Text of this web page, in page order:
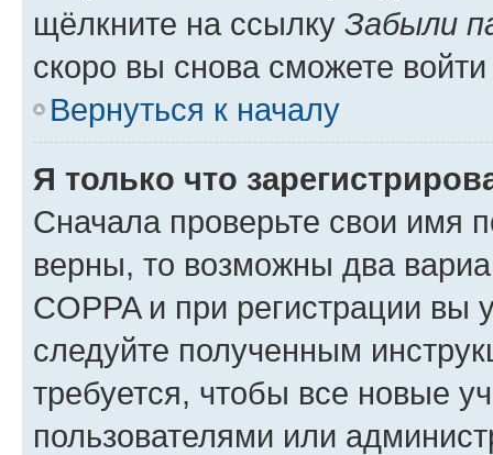
щёлкните на ссылку Забыли
скоро вы снова сможете
Вернуться к началу
Я только что
Сначала проверьте свои имя
верны, то возможны два
COPPA и при регистрации вы
следуйте полученным
требуется, чтобы все новые
пользователями или